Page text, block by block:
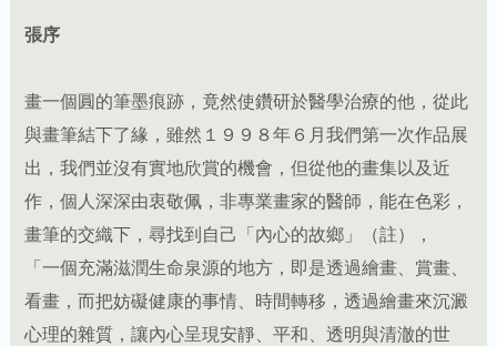
張序
畫一個圓的筆墨痕跡，竟然使鑽研於醫學治療的他，從此
與畫筆結下了緣，雖然１９９８年６月我們第一次作品展
出，我們並沒有實地欣賞的機會，但從他的畫集以及近
作，個人深深由衷敬佩，非專業畫家的醫師，能在色彩，
畫筆的交織下，尋找到自己「內心的故鄉」（註），
「一個充滿滋潤生命泉源的地方，即是透過繪畫、賞畫、
看畫，而把妨礙健康的事情、時間轉移，透過繪畫來沉澱
心理的雜質，讓內心呈現安靜、平和、透明與清澈的世